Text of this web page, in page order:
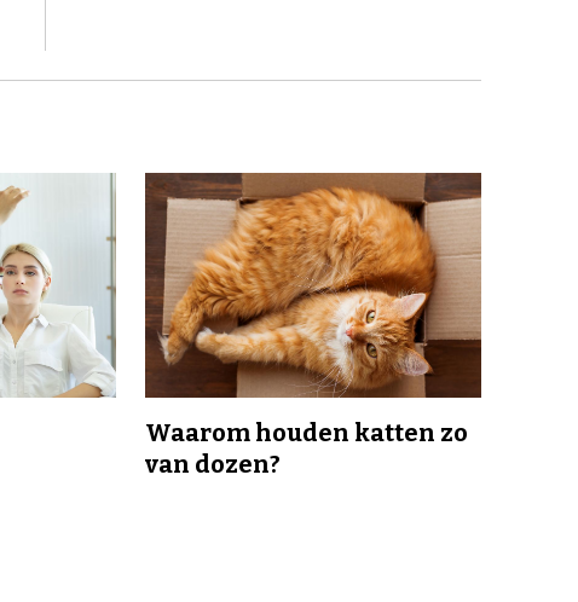
Waarom houden katten zo
van dozen?